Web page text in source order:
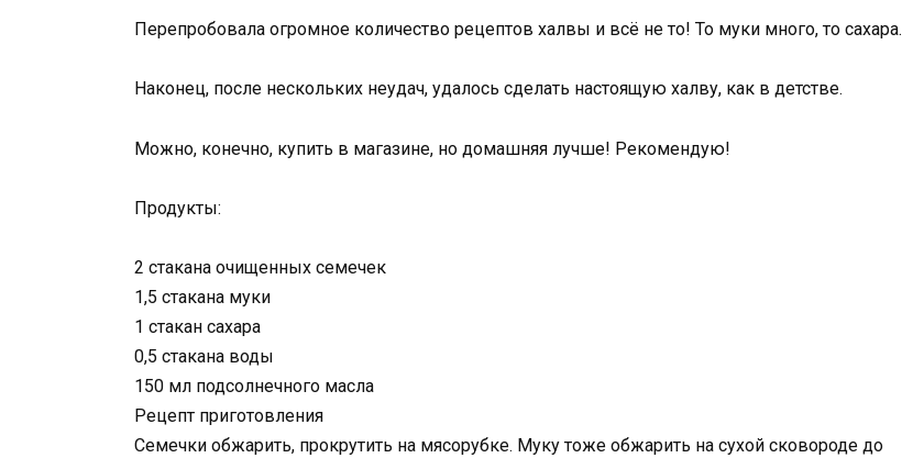
Перепробовала огромное количество рецептов халвы и всё не то! То муки много, то сахара.
Наконец, после нескольких неудач, удалось сделать настоящую халву, как в детстве.
Можно, конечно, купить в магазине, но домашняя лучше! Рекомендую!
Продукты:
2 стакана очищенных семечек
1,5 стакана муки
1 стакан сахара
0,5 стакана воды
150 мл подсолнечного масла
Рецепт приготовления
Семечки обжарить, прокрутить на мясорубке. Муку тоже обжарить на сухой сковороде до